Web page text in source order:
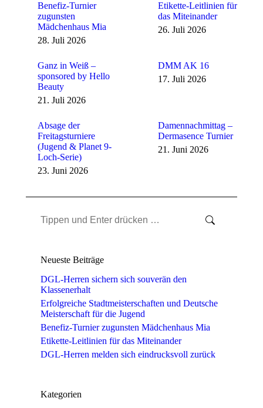
Benefiz-Turnier
zugunsten
Mädchenhaus Mia
28. Juli 2026
Etikette-Leitlinien für
das Miteinander
26. Juli 2026
Ganz in Weiß –
sponsored by Hello
Beauty
21. Juli 2026
DMM AK 16
17. Juli 2026
Absage der
Freitagsturniere
(Jugend & Planet 9-
Loch-Serie)
23. Juni 2026
Damennachmittag –
Dermasence Turnier
21. Juni 2026
Search:
Neueste Beiträge
DGL-Herren sichern sich souverän den
Klassenerhalt
Erfolgreiche Stadtmeisterschaften und Deutsche
Meisterschaft für die Jugend
Benefiz-Turnier zugunsten Mädchenhaus Mia
Etikette-Leitlinien für das Miteinander
DGL-Herren melden sich eindrucksvoll zurück
Kategorien